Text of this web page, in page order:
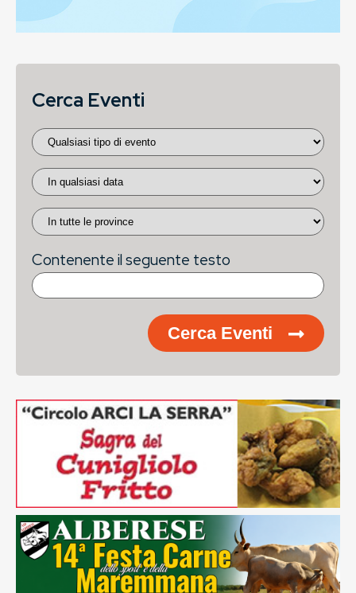
Cerca Eventi
Contenente il seguente testo
Cerca Eventi